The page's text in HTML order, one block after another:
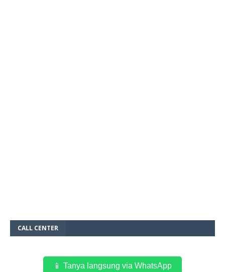
CALL CENTER
📱 Tanya langsung via WhatsApp